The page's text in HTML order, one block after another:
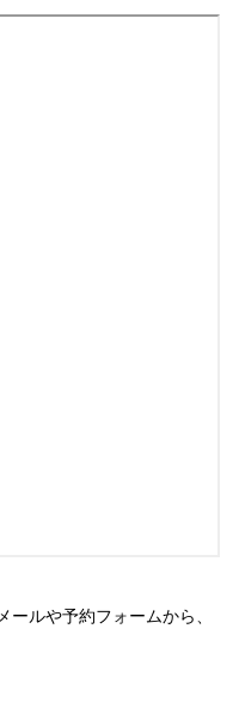
ルや予約フォームから、